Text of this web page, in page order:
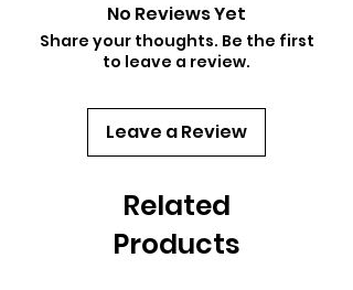
No Reviews Yet
Share your thoughts. Be the first
to leave a review.
Leave a Review
Related
Products